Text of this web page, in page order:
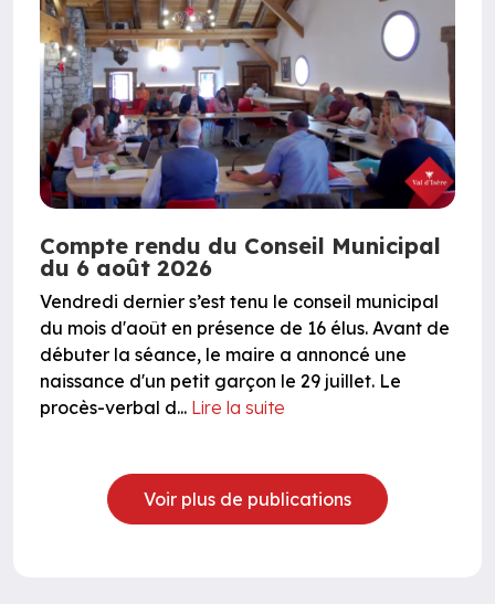
Compte rendu du Conseil Municipal
du 6 août 2026
Vendredi dernier s’est tenu le conseil municipal
du mois d'août en présence de 16 élus. Avant de
débuter la séance, le maire a annoncé une
naissance d'un petit garçon le 29 juillet. Le
procès-verbal d... Lire la suite
Voir plus de publications